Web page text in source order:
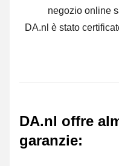
negozio online
DA.nl è stato
DA.nl offre
garanzie: